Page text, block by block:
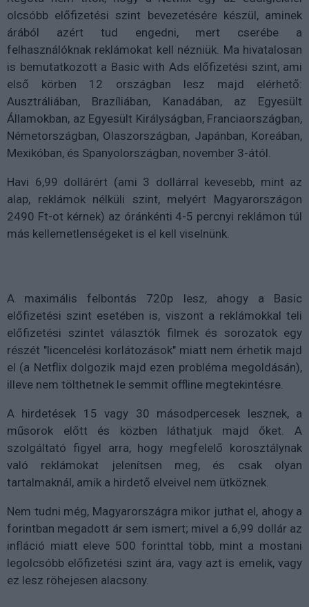
olcsóbb előfizetési szint bevezetésére készül, aminek
árából azért tud engedni, mert cserébe a
felhasználóknak reklámokat kell nézniük. Ma hivatalosan
is bemutatkozott a Basic with Ads előfizetési szint, ami
első körben 12 országban lesz majd elérhető:
Ausztráliában, Brazíliában, Kanadában, az Egyesült
Államokban, az Egyesült Királyságban, Franciaországban,
Németországban, Olaszországban, Japánban, Koreában,
Mexikóban, és Spanyolországban, november 3-ától.
Havi 6,99 dollárért (ami 3 dollárral kevesebb, mint az
alap, reklámok nélküli szint, melyért Magyarországon
2490 Ft-ot kérnek) az óránkénti 4-5 percnyi reklámon túl
más kellemetlenségeket is el kell viselnünk.
A maximális felbontás 720p lesz, ahogy a Basic
előfizetési szint esetében is, viszont a reklámokkal teli
előfizetési szintet választók filmek és sorozatok egy
részét "licencelési korlátozások" miatt nem érhetik majd
el (a Netflix dolgozik majd ezen probléma megoldásán),
illeve nem tölthetnek le semmit offline megtekintésre.
A hirdetések 15 vagy 30 másodpercesek lesznek, a
műsorok előtt és közben láthatjuk majd őket. A
szolgáltató figyel arra, hogy megfelelő korosztálynak
való reklámokat jelenítsen meg, és csak olyan
tartalmaknál, amik a hirdető elveivel nem ütköznek.
Nem tudni még, Magyarországra mikor juthat el, ahogy a
forintban megadott ár sem ismert; mivel a 6,99 dollár az
infláció miatt eleve 500 forinttal több, mint a mostani
legolcsóbb előfizetési szint ára, vagy azt is emelik, vagy
ez lesz röhejesen alacsony.